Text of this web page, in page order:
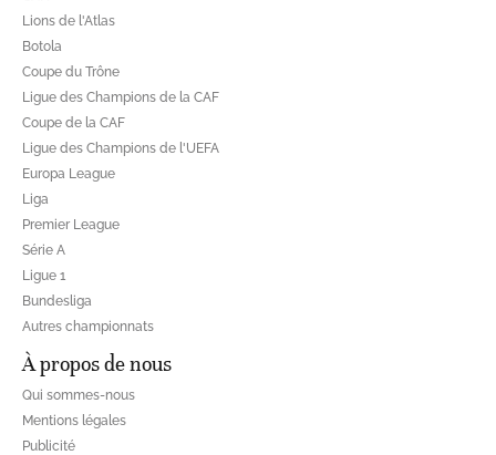
Lions de l'Atlas
Botola
Coupe du Trône
Ligue des Champions de la CAF
Coupe de la CAF
Ligue des Champions de l'UEFA
Europa League
Liga
Premier League
Série A
Ligue 1
Bundesliga
Autres championnats
À propos de nous
Qui sommes-nous
Mentions légales
Publicité